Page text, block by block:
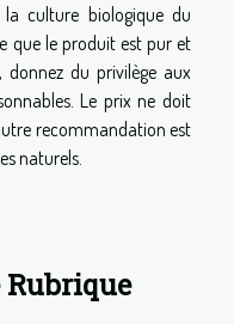
culture biologique du
que le produit est pur et
donnez du privilège aux
Le prix ne doit
recommandation est
naturels.
Rubrique